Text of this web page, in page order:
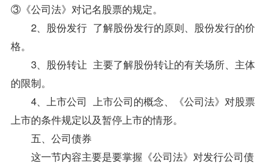
③《公司法》对记名股票的规定。
2、股份发行 了解股份发行的原则、股份发行的价
格。
3、股份转让 主要了解股份转让的有关场所、主体
的限制。
4、上市公司 上市公司的概念、《公司法》对股票
上市的条件规定以及暂停上市的情形。
五、公司债券
这一节内容主要是要掌握《公司法》对发行公司债